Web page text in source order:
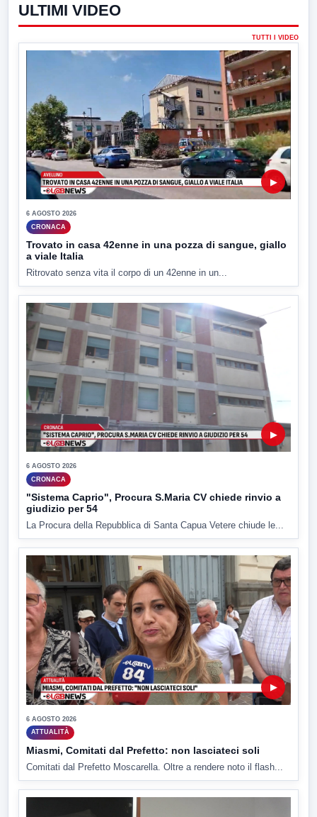
ULTIMI VIDEO
TUTTI I VIDEO
▶
6 AGOSTO 2026
CRONACA
Trovato in casa 42enne in una pozza di sangue, giallo
a viale Italia
Ritrovato senza vita il corpo di un 42enne in un...
▶
6 AGOSTO 2026
CRONACA
"Sistema Caprio", Procura S.Maria CV chiede rinvio a
giudizio per 54
La Procura della Repubblica di Santa Capua Vetere chiude le...
▶
6 AGOSTO 2026
ATTUALITÀ
Miasmi, Comitati dal Prefetto: non lasciateci soli
Comitati dal Prefetto Moscarella. Oltre a rendere noto il flash...